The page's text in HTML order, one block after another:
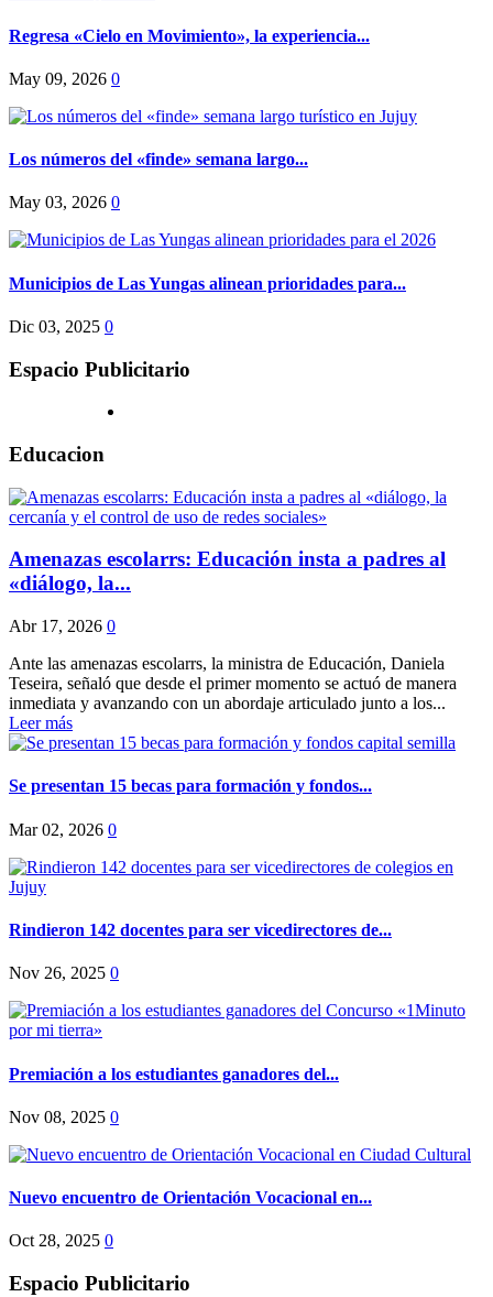
Regresa «Cielo en Movimiento», la experiencia...
May 09, 2026 0
Los números del «finde» semana largo...
May 03, 2026 0
Municipios de Las Yungas alinean prioridades para...
Dic 03, 2025 0
Espacio Publicitario
Educacion
Amenazas escolarrs: Educación insta a padres al
«diálogo, la...
Abr 17, 2026 0
Ante las amenazas escolarrs, la ministra de Educación, Daniela
Teseira, señaló que desde el primer momento se actuó de manera
inmediata y avanzando con un abordaje articulado junto a los...
Leer más
Se presentan 15 becas para formación y fondos...
Mar 02, 2026 0
Rindieron 142 docentes para ser vicedirectores de...
Nov 26, 2025 0
Premiación a los estudiantes ganadores del...
Nov 08, 2025 0
Nuevo encuentro de Orientación Vocacional en...
Oct 28, 2025 0
Espacio Publicitario